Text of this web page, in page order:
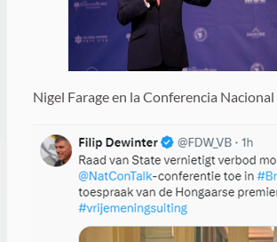
Nigel Farage en la Conferencia